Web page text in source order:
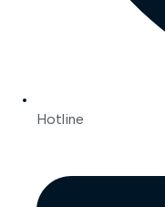
Hotline